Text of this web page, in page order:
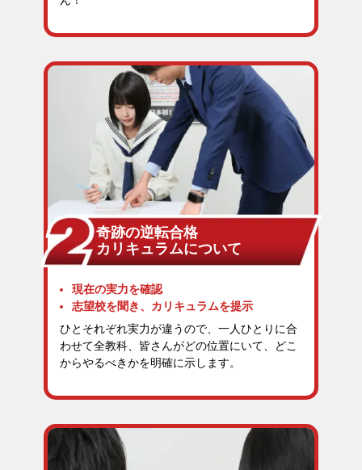
奇跡の逆転合格
カリキュラムについて
現在の実力を確認
志望校を聞き、カリキュラムを提示
ひとそれぞれ実力が違うので、一人ひとりに合
わせて全教科、皆さんがどの位置にいて、どこ
からやるべきかを明確に示します。